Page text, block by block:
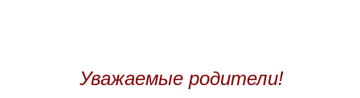
Уважаемые родители!